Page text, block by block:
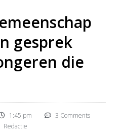
gesprek
die
1:45 pm
3 Comments
Redactie